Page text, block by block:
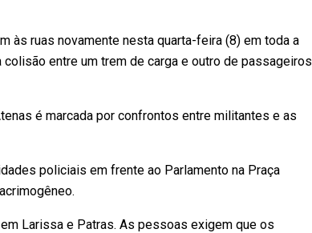
às ruas novamente nesta quarta-feira (8) em toda a
entre um trem de carga e outro de passageiros
é marcada por confrontos entre militantes e as
policiais em frente ao Parlamento na Praça
Larissa e Patras. As pessoas exigem que os